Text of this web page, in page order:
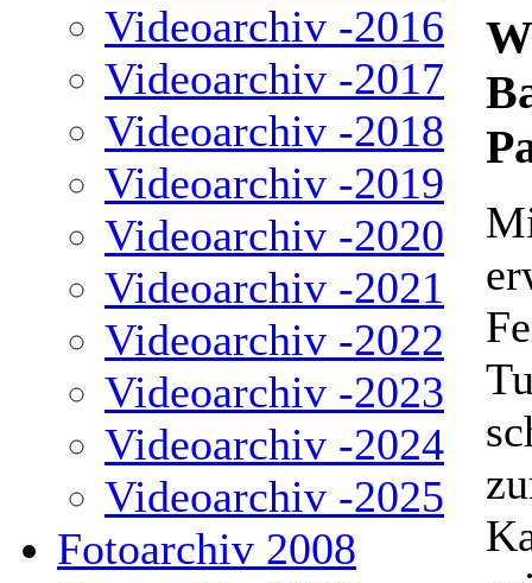
Videoarchiv -2016
Videoarchiv -2017
Videoarchiv -2018
Videoarchiv -2019
Videoarchiv -2020
Videoarchiv -2021
Videoarchiv -2022
Videoarchiv -2023
Videoarchiv -2024
Videoarchiv -2025
Fotoarchiv 2008